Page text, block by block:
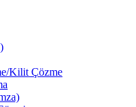
Kilit Çözme